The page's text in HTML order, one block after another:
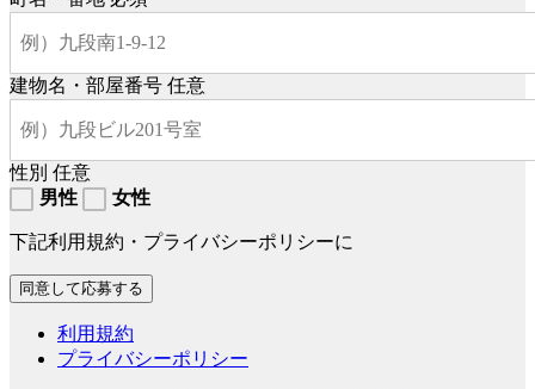
建物名・部屋番号 任意
性別 任意
男性
女性
下記利用規約・プライバシーポリシーに
利用規約
プライバシーポリシー